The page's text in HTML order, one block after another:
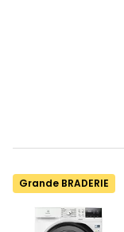
Grande BRADERIE